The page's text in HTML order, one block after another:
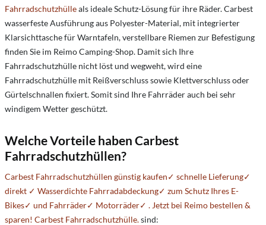
Fahrradschutzhülleals ideale Schutz-Lösung für ihre Räder. Carbest
wasserfeste Ausführung aus Polyester-Material, mit integrierter
Klarsichttasche für Warntafeln, verstellbare Riemen zur Befestigung
finden Sie im Reimo Camping-Shop. Damit sich Ihre
Fahrradschutzhülle nicht löst und wegweht, wird eine
Fahrradschutzhülle mit Reißverschluss sowie Klettverschluss oder
Gürtelschnallen fixiert. Somit sind Ihre Fahrräder auch bei sehr
windigem Wetter geschützt.
Welche Vorteile haben Carbest
Fahrradschutzhüllen?
Carbest Fahrradschutzhüllen günstig kaufen✓ schnelle Lieferung✓
direkt ✓ Wasserdichte Fahrradabdeckung✓ zum Schutz Ihres E-
Bikes✓ und Fahrräder✓ Motorräder✓ . Jetzt bei Reimo bestellen &
sparen! Carbest Fahrradschutzhülle.sind: